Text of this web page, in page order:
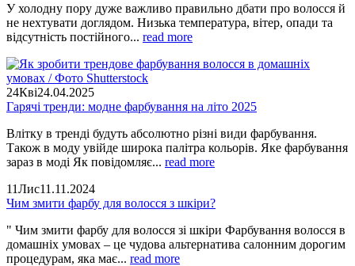
У холодну пору дуже важливо правильно дбати про волосся й
не нехтувати доглядом. Низька температура, вітер, опади та
відсутність постійного... read more
24Кві24.04.2025
Гарячі тренди: модне фарбування на літо 2025
Влітку в тренді будуть абсолютно різні види фарбування.
Також в моду увійде широка палітра кольорів. Яке фарбування
зараз в моді Як повідомляє... read more
11Лис11.11.2024
Чим змити фарбу для волосся з шкіри?
" Чим змити фарбу для волосся зі шкіри Фарбування волосся в
домашніх умовах – це чудова альтернатива салонним дорогим
процедурам, яка має... read more